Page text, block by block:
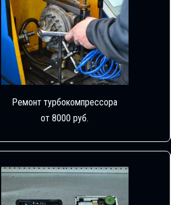
Ремонт турбокомпрессора
от 8000 руб.